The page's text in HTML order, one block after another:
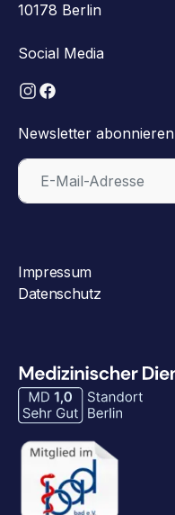
10178 Berlin
Social Media
Newsletter abonnieren
Impressum
Datenschutz